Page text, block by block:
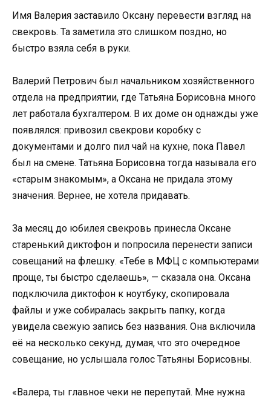
Имя Валерия заставило Оксану перевести взгляд на
свекровь. Та заметила это слишком поздно, но
быстро взяла себя в руки.
Валерий Петрович был начальником хозяйственного
отдела на предприятии, где Татьяна Борисовна много
лет работала бухгалтером. В их доме он однажды уже
появлялся: привозил свекрови коробку с
документами и долго пил чай на кухне, пока Павел
был на смене. Татьяна Борисовна тогда называла его
«старым знакомым», а Оксана не придала этому
значения. Вернее, не хотела придавать.
За месяц до юбилея свекровь принесла Оксане
старенький диктофон и попросила перенести записи
совещаний на флешку. «Тебе в МФЦ с компьютерами
проще, ты быстро сделаешь», — сказала она. Оксана
подключила диктофон к ноутбуку, скопировала
файлы и уже собиралась закрыть папку, когда
увидела свежую запись без названия. Она включила
её на несколько секунд, думая, что это очередное
совещание, но услышала голос Татьяны Борисовны.
«Валера, ты главное чеки не перепутай. Мне нужна